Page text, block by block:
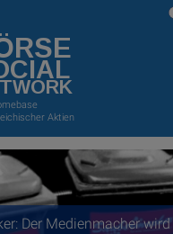
Aktien
Der Medienmacher